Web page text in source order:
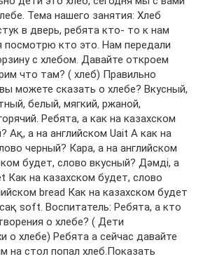
Тема нашего занятия: Хлеб
в дверь, ребята кто- то к нам
посмотрю кто это. Нам передали
с хлебом. Давайте откроем
что там? ( хлеб) Правильно
можете сказать о хлебе? Вкусный,
белый, мягкий, ржаной,
Ребята, а как на казахском
Ақ, а на английском Uait А как на
черный? Кара, а на английском
будет, слово вкусный? Дәмді, а
Как на казахском будет, слово
bread Как на казахском будет
soft. Воспитатель: Ребята, а кто
о хлебе? ( Дети
о хлебе) Ребята а сейчас давайте
на стол попал хлеб.Показать